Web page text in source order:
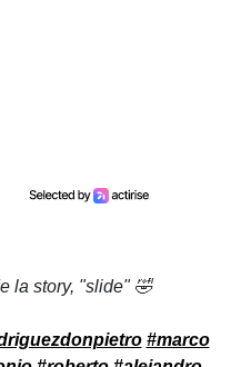
la story, "slide" 🤣
#marco